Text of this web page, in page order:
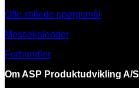
Ofte stillede spørgsmål
Messekalender
Forhandler
Om ASP Produktudvikling A/S